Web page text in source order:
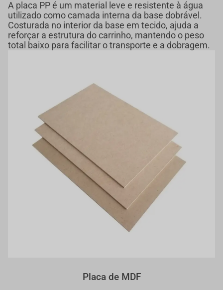
A placa PP é um material leve e resistente à água
utilizado como camada interna da base dobrável.
Costurada no interior da base em tecido, ajuda a
reforçar a estrutura do carrinho, mantendo o peso
total baixo para facilitar o transporte e a dobragem.
Placa de MDF